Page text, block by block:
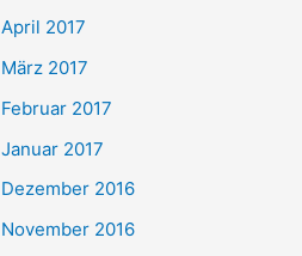
April 2017
März 2017
Februar 2017
Januar 2017
Dezember 2016
November 2016